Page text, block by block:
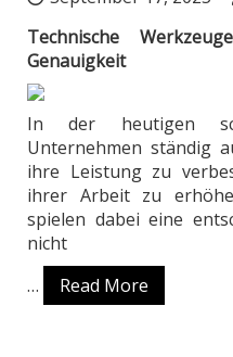
Technische
Genauigkeit
In der heutigen
Unternehmen ständig
ihre Leistung zu
ihrer Arbeit zu
spielen dabei eine
nicht
…
Read More